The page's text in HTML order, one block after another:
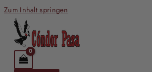
Zum Inhalt springen